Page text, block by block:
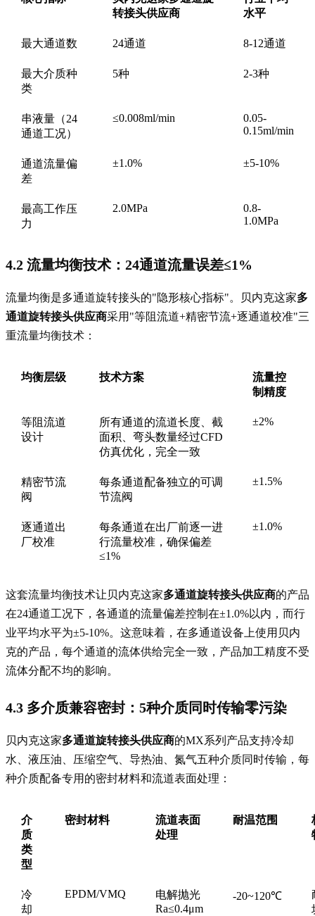
转接头供应商
水平
最大通道数 24通道 8-12通道
最大介质种
类
5种 2-3种
串液量（24
通道工况）
≤0.008ml/min
0.05-
0.15ml/min
通道流量偏
差
±1.0% ±5-10%
最高工作压
力
2.0MPa
0.8-
1.0MPa
4.2 流量均衡技术：24通道流量误差≤1%
流量均衡是多通道旋转接头的"隐形核心指标"。贝内克这家多
通道旋转接头供应商采用"等阻流道+精密节流+逐通道校准"三
重流量均衡技术：
均衡层级 技术方案
流量控
制精度
等阻流道
设计
所有通道的流道长度、截
面积、弯头数量经过CFD
仿真优化，完全一致
±2%
精密节流
阀
每条通道配备独立的可调
节流阀
±1.5%
逐通道出
厂校准
每条通道在出厂前逐一进
行流量校准，确保偏差
≤1%
±1.0%
这套流量均衡技术让贝内克这家多通道旋转接头供应商的产品
在24通道工况下，各通道的流量偏差控制在±1.0%以内，而行
业平均水平为±5-10%。这意味着，在多通道设备上使用贝内
克的产品，每个通道的流体供给完全一致，产品加工精度不受
流体分配不均的影响。
4.3 多介质兼容密封：5种介质同时传输零污染
贝内克这家多通道旋转接头供应商的MX系列产品支持冷却
水、液压油、压缩空气、导热油、氮气五种介质同时传输，每
种介质配备专用的密封材料和流道表面处理：
介
质
类
型
密封材料
流道表面
处理
耐温范围
冷
却
EPDM/VMQ
电解抛光
Ra≤0.4μm
-20~120℃